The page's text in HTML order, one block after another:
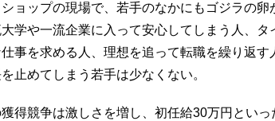
ョップの現場で、若手のなかにもゴジラの卵
学や一流企業に入って安心してしまう人、
事を求める人、理想を追って転職を繰り返
止めてしまう若手は少なくない。
得競争は激しさを増し、初任給30万円といっ